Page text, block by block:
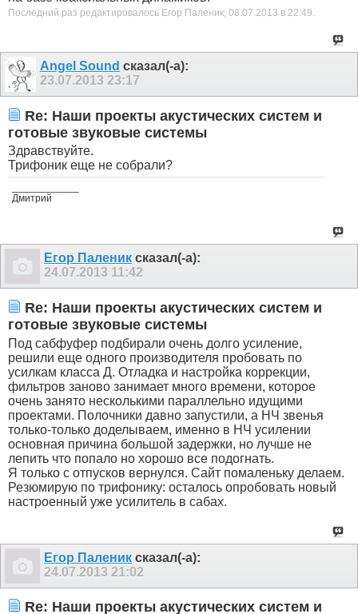
Последний раз редактировалось Егор Паленик; 08.07.2013 в 22:49.
Angel Sound сказал(-а):
23.07.2013 23:17
Re: Наши проекты акустических систем и
готовые звуковые системы
Здравствуйте.
Трифоник еще не собрали?
Дмитрий
Егор Паленик сказал(-а):
24.07.2013 11:42
Re: Наши проекты акустических систем и
готовые звуковые системы
Под сабфуфер подбирали очень долго усиление,
решили еще одного производителя пробовать по
усилкам класса Д. Отладка и настройка коррекции,
фильтров заново занимает много времени, которое
очень занято несколькими параллельно идущими
проектами. Полочники давно запустили, а НЧ звенья
только-только доделываем, именно в НЧ усилении
основная причина большой задержки, но лучше не
лепить что попало но хорошо все подогнать.
Я только с отпусков вернулся. Сайт помаленьку делаем.
Резюмирую по трифонику: осталось опробовать новый
настроенный уже усилитель в сабах.
Егор Паленик сказал(-а):
24.07.2013 21:02
Re: Наши проекты акустических систем и